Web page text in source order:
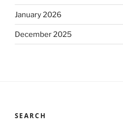
January 2026
December 2025
SEARCH